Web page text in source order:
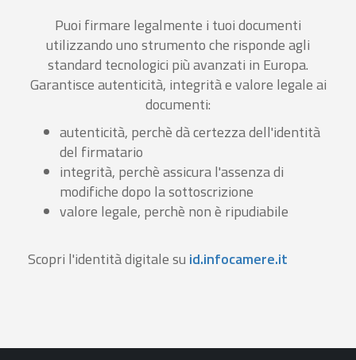
Puoi firmare legalmente i tuoi documenti
utilizzando uno strumento che risponde agli
standard tecnologici più avanzati in Europa.
Garantisce autenticità, integrità e valore legale ai
documenti:
autenticità, perchè dà certezza dell'identità
del firmatario
integrità, perchè assicura l'assenza di
modifiche dopo la sottoscrizione
valore legale, perchè non è ripudiabile
Scopri l'identità digitale su id.infocamere.it